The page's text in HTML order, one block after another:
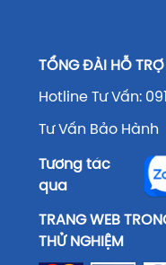
TỔNG ĐÀI HỖ TRỢ
Hotline Tư Vấn:
Tư Vấn Bảo Hành
Tương tác
qua
TRANG WEB
THỬ NGHIỆM